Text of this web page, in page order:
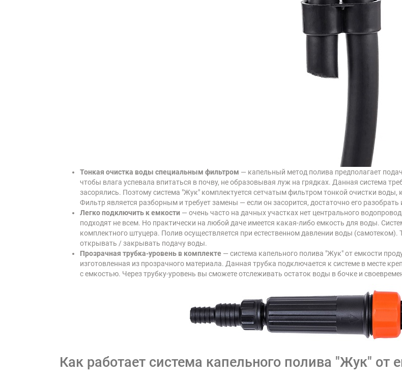
Тонкая очистка воды специальным фильтром — капельный метод полива предполагает
чтобы влага успевала впитаться в почву, не образовывая луж на грядках. Данная система
засорялись. Поэтому система "Жук" комплектуется сетчатым фильтром тонкой очистки
Фильтр является разборным и требует замены — если он засорится, достаточно его
Легко подключить к емкости — очень часто на дачных участках нет центрального
подходят не всем. Но практически на любой даче имеется какая-либо емкость для воды.
комплектного штуцера. Полив осуществляется при естественном давлении воды
открывать / закрывать подачу воды.
Прозрачная трубка-уровень в комплекте — система капельного полива "Жук" от емкости
изготовленная из прозрачного материала. Данная трубка подключается к системе в месте
с емкостью. Через трубку-уровень вы сможете отслеживать остаток воды в бочке и
Как работает система капельного полива "Жук" от